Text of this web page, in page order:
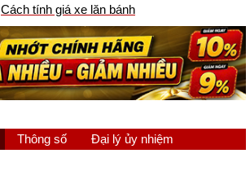
Cách tính giá xe lăn bánh
Thông số Đại lý ủy nhiệm